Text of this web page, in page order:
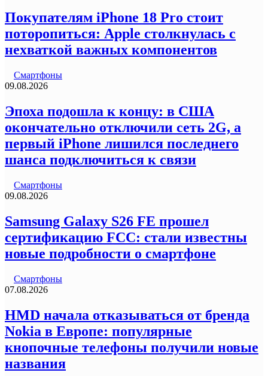
Покупателям iPhone 18 Pro стоит
поторопиться: Apple столкнулась с
нехваткой важных компонентов
Смартфоны
09.08.2026
Эпоха подошла к концу: в США
окончательно отключили сеть 2G, а
первый iPhone лишился последнего
шанса подключиться к связи
Смартфоны
09.08.2026
Samsung Galaxy S26 FE прошел
сертификацию FCC: стали известны
новые подробности о смартфоне
Смартфоны
07.08.2026
HMD начала отказываться от бренда
Nokia в Европе: популярные
кнопочные телефоны получили новые
названия